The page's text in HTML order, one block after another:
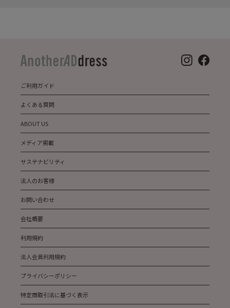
ご利用ガイド
よくある質問
ABOUT US
メディア掲載
サステナビリティ
法人のお客様
お問い合わせ
会社概要
利用規約
法人会員利用規約
プライバシーポリシー
特定商取引法に基づく表示